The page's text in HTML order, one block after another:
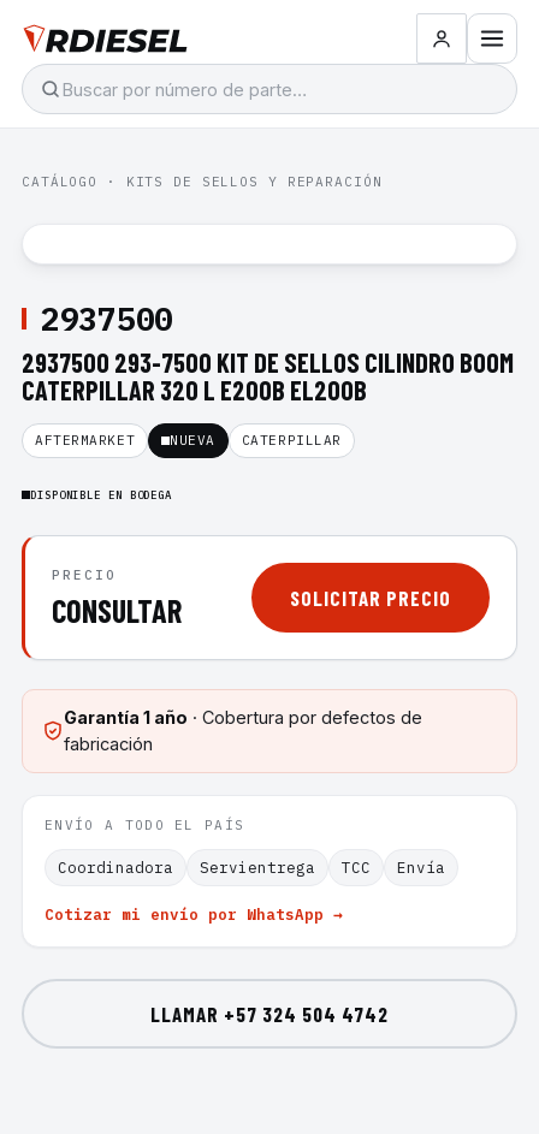
CATÁLOGO · KITS DE SELLOS Y REPARACIÓN
2937500
2937500 293-7500 KIT DE SELLOS CILINDRO BOOM
CATERPILLAR 320 L E200B EL200B
AFTERMARKET NUEVA CATERPILLAR
DISPONIBLE EN BODEGA
PRECIO
CONSULTAR SOLICITAR PRECIO
Garantía 1 año · Cobertura por defectos de
fabricación
ENVÍO A TODO EL PAÍS
Coordinadora Servientrega TCC Envía
Cotizar mi envío por WhatsApp →
LLAMAR +57 324 504 4742